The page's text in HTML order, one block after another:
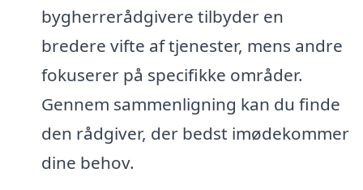
bygherrerådgivere tilbyder en
bredere vifte af tjenester, mens andre
fokuserer på specifikke områder.
Gennem sammenligning kan du finde
den rådgiver, der bedst imødekommer
dine behov.